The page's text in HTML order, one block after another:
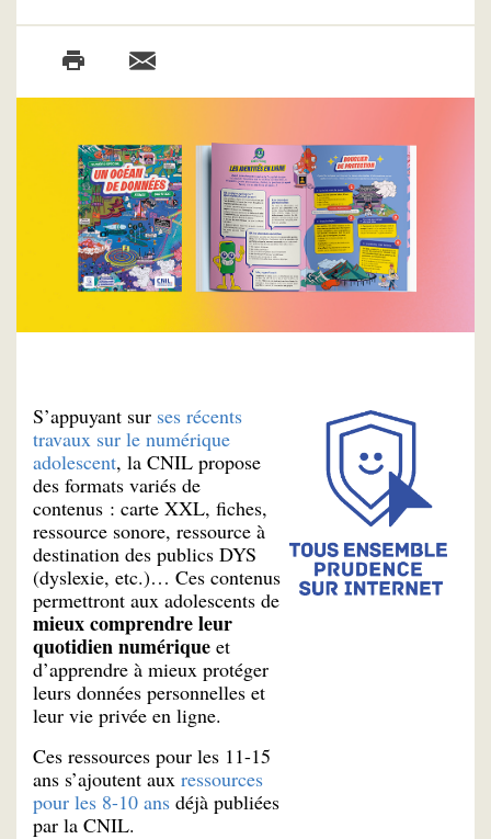
S’appuyant sur ses récents
travaux sur le numérique
adolescent, la CNIL propose
des formats variés de
contenus : carte XXL, fiches,
ressource sonore, ressource à
destination des publics DYS
(dyslexie, etc.)… Ces contenus
permettront aux adolescents de
mieux comprendre leur
quotidien numérique et
d’apprendre à mieux protéger
leurs données personnelles et
leur vie privée en ligne.
Ces ressources pour les 11-15
ans s’ajoutent aux ressources
pour les 8-10 ans déjà publiées
par la CNIL.